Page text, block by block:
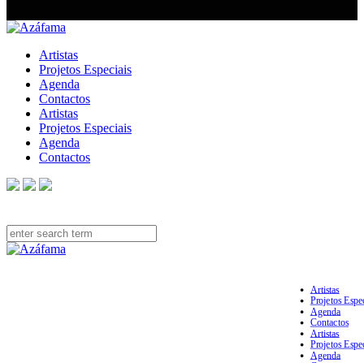
Artistas
Projetos Especiais
Agenda
Contactos
Artistas
Projetos Especiais
Agenda
Contactos
Artistas
Projetos
Agenda
Contactos
Artistas
Projetos
Agenda